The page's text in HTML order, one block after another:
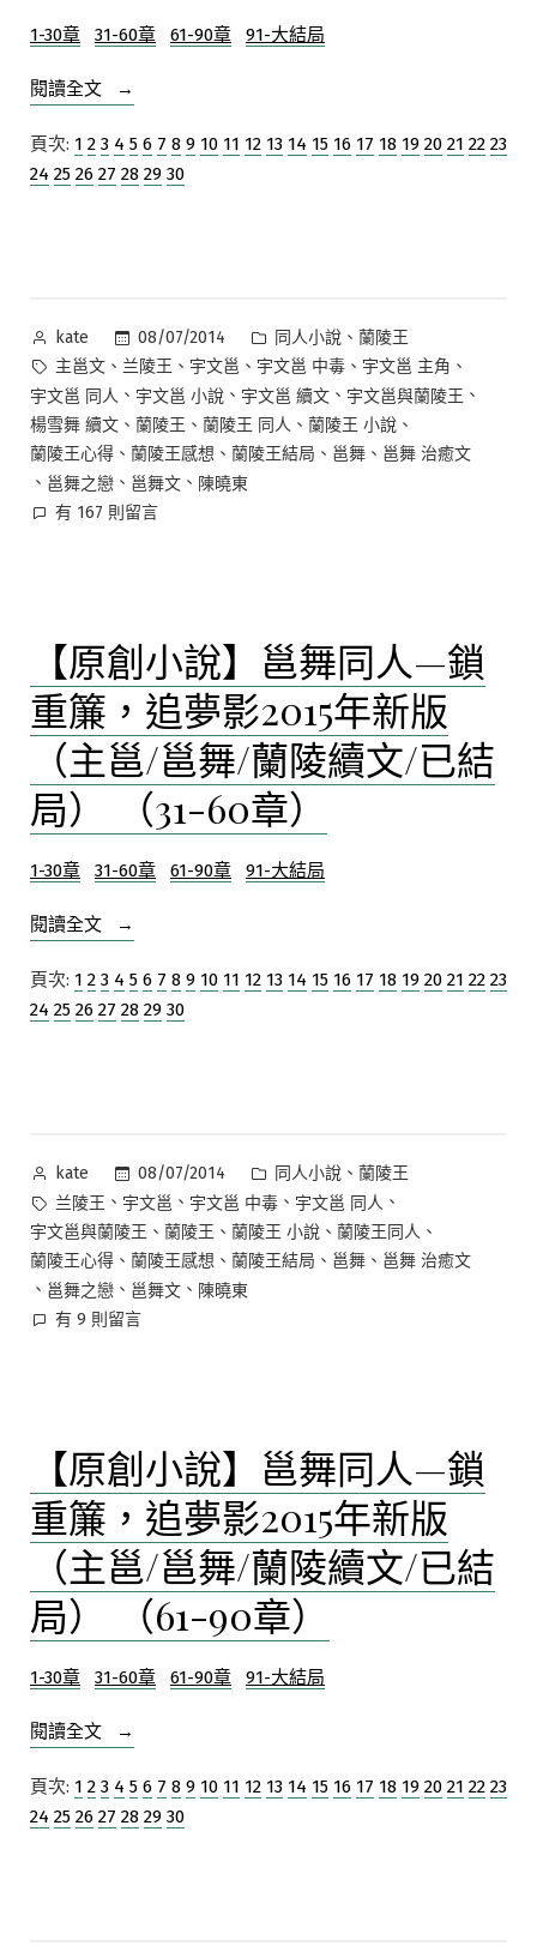
1-30章 31-60章 61-90章 91-大結局
閱讀全文
“【原
小
說】
—
重
簾，
追
夢
影
（主
邕/
邕
舞/
蘭
王
續
已
局）
（1-
頁次: 1 2 3 4 5 6 7 8 9 10 11 12 13 14 15 16 17 18 19 20 21 22 23
24 25 26 27 28 29 30
作
者:
kate 08/07/2014
分
類:
同人小說 、 蘭陵王
標
籤:
主邕文 、 兰陵王 、 宇文邕 、 宇文邕 中毒 、 宇文邕 主角 、
宇文邕 同人 、 宇文邕 小說 、 宇文邕 續文 、 宇文邕與蘭陵王 、
楊雪舞 續文 、 蘭陵王 、 蘭陵王 同人 、 蘭陵王 小說 、
蘭陵王心得 、 蘭陵王感想 、 蘭陵王結局 、 邕舞 、 邕舞 治癒文
、 邕舞之戀 、 邕舞文 、 陳曉東
在
邕
舞
同
人
—
鎖
重
追
影
年
新
蘭
陵
王
續
文/
已
章）〉
中
有 167 則留言
【原創小說】邕舞同人—鎖
重簾，追夢影2015年新版
（主邕/邕舞/蘭陵續文/已結
局） （31-60章）
1-30章 31-60章 61-90章 91-大結局
閱讀全文
“【原
小
說】
—
重
簾，
追
夢
版
（主
邕/
邕
舞/
陵
續
已
局）
（31-
頁次: 1 2 3 4 5 6 7 8 9 10 11 12 13 14 15 16 17 18 19 20 21 22 23
24 25 26 27 28 29 30
作
者:
kate 08/07/2014
分
類:
同人小說 、 蘭陵王
標
籤:
兰陵王 、 宇文邕 、 宇文邕 中毒 、 宇文邕 同人 、
宇文邕與蘭陵王 、 蘭陵王 、 蘭陵王 小說 、 蘭陵王同人 、
蘭陵王心得 、 蘭陵王感想 、 蘭陵王結局 、 邕舞 、 邕舞 治癒文
、 邕舞之戀 、 邕舞文 、 陳曉東
在
邕
舞
同
人
—
鎖
重
追
影
年
新
有 9 則留言
【原創小說】邕舞同人—鎖
重簾，追夢影2015年新版
（主邕/邕舞/蘭陵續文/已結
局） （61-90章）
1-30章 31-60章 61-90章 91-大結局
閱讀全文
“【原
小
說】
頁次: 1 2 3 4 5 6 7 8 9 10 11 12 13 14 15 16 17 18 19 20 21 22 23
24 25 26 27 28 29 30